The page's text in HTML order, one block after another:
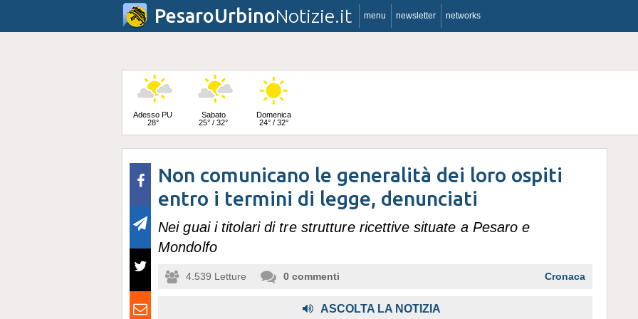
PesaroUrbinoNotizie.it menu newsletter networks
Adesso PU
28°
Sabato
25° / 32°
Domenica
24° / 32°
Lunedì
24° / 33°
Non comunicano le generalità dei loro ospiti
entro i termini di legge, denunciati
Nei guai i titolari di tre strutture ricettive situate a Pesaro e
Mondolfo
4.539 Letture 0 commenti Cronaca
ASCOLTA LA NOTIZIA